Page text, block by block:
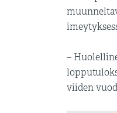
–
viiden